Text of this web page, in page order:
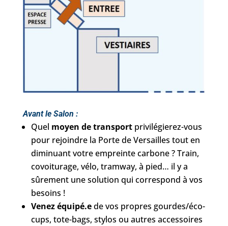
Avant le Salon :
Quel moyen de transportprivilégierez-vous
pour rejoindre la Porte de Versailles tout en
diminuant votre empreinte carbone ? Train,
covoiturage, vélo, tramway, à pied… il y a
sûrement une solution qui correspond à vos
besoins !
Venez équipé.ede vos propres gourdes/éco-
cups, tote-bags, stylos ou autres accessoires